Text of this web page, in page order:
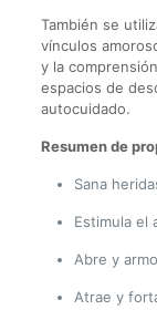
También se
vínculos
y la
espacios de
autocuidado.
Resumen de
Sana
Estimula el
Abre y
Atrae y